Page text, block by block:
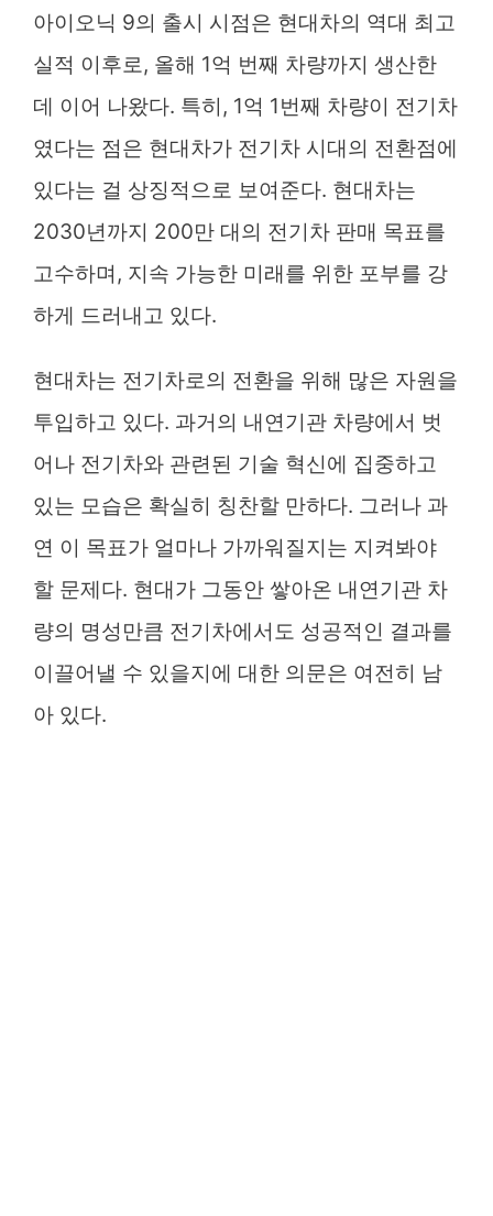
아이오닉 9의 출시 시점은 현대차의 역대 최고
실적 이후로, 올해 1억 번째 차량까지 생산한
데 이어 나왔다. 특히, 1억 1번째 차량이 전기차
였다는 점은 현대차가 전기차 시대의 전환점에
있다는 걸 상징적으로 보여준다. 현대차는
2030년까지 200만 대의 전기차 판매 목표를
고수하며, 지속 가능한 미래를 위한 포부를 강
하게 드러내고 있다.
현대차는 전기차로의 전환을 위해 많은 자원을
투입하고 있다. 과거의 내연기관 차량에서 벗
어나 전기차와 관련된 기술 혁신에 집중하고
있는 모습은 확실히 칭찬할 만하다. 그러나 과
연 이 목표가 얼마나 가까워질지는 지켜봐야
할 문제다. 현대가 그동안 쌓아온 내연기관 차
량의 명성만큼 전기차에서도 성공적인 결과를
이끌어낼 수 있을지에 대한 의문은 여전히 남
아 있다.